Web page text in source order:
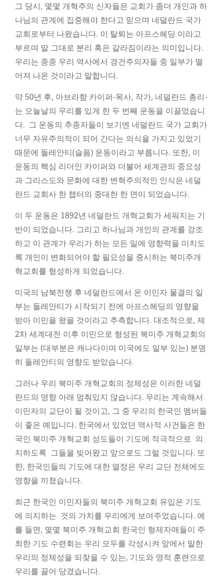
그 당시, 몇몇 개혁주의 신자들은 교회가 좀더 개인과 하
나님의 관계에 집중해야 한다고 믿으며 네덜란드 국가
교회로부터 나왔습니다. 이 탈퇴는 아프스헤딩 이라고
부르며 말 그대로 분리 혹은 갈라짐이라는 의미입니다.
우리는 종종 우리 역사에서 경건주의자들 중 일부가 떨
어져 나온 것이라고 말합니다.
약 50년 후, 아브라함 카이퍼-목사, 작가, 네덜란드 총리-
는 오늘날의 우리를 있게 한 두 번째 운동을 이끌었습니
다. 그 운동의 추종자들이 보기엔 네덜란드 국가 교회가
너무 자유주의적이 되어 간다는 의식을 가지고 있었기
때문에 돌레안티(슬픔) 운동이라고 부릅니다. 또한, 이
운동의 핵심 리더인 카이퍼와 더불어 세계관의 중요성
과 그리스도와 문화에 대한 변혁주의적인 인식은 네덜
란드 교회사 한 챕터의 중대한 한 면이 되었습니다.
이 두 운동은 1892년 네덜란드 개혁교회가 세워지는 기
반이 되었습니다. 그리고 하나님과 개인의 관계를 강조
하고 이 관계가 우리가 하는 모든 일에 영향력을 미치도
록 개인이 변화되어야 할 필요성을 중시하는 북미주개
혁교회를 형성하게 되었습니다.
미국의 남북전쟁 후 네덜란드에서 온 이민자 물결의 일
부는 돌레안티가 시작되기 전에 아프스헤딩의 영향을
받아 이민을 왔을 것이라고 추측합니다. 대조적으로, 제
2차 세계대전 이후 이민으로 형성된 북미주 개혁교회의
일부는 (대부분은 캐나다이며 미국에도 일부 있는) 분명
히 돌레안티의 영향도 받았습니다.
그러나 우리 북미주 개혁교회의 정체성은 이러한 네덜
란드의 영향 아래 멈춰있지 않습니다. 우리는 계속해서
이민자의 교단이 될 것이고, 그 중 우리의 한국인 멤버들
이 좋은 예입니다. 한국에서 있었던 역사적 사건들은 한
국인 북미주 개혁교회 성도들이 기도에 적극적으로 의
지하도록 그들을 빚어왔고 앞으로도 그럴 것입니다. 또
한, 한국인들의 기도에 대한 열정은 우리 교단 전체에도
영향을 끼쳤습니다.
최근 한국인 이민자들의 북미주 개혁교회 유입은 기도
에 의지하는 것의 가치를 우리에게 보여주었습니다. 예
를 들면, 몇몇 북미주 개혁교회 한국인 형제자매들이 주
최한 기도 수련회는 우리 모두를 각성시켜 앞에서 말한
우리의 정체성을 되찾을 수 있는, 기도와 영적 훈련으로
우리를 끌어 당겼습니다.